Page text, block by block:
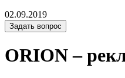
02.09.2019
Задать вопрос
ORION –